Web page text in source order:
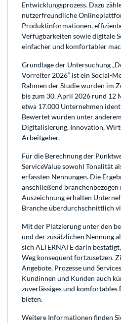
Entwicklungsprozess. Dazu
nutzerfreundliche
Produktinformationen,
Verfügbarkeiten sowie digitale
einfacher und komfortabler
Grundlage der Untersuchung
Vorreiter 2026“ ist ein Social-
Rahmen der Studie wurden im
bis zum 30. April 2026 rund 12
etwa 17.000 Unternehmen
Bewertet wurden unter
Digitalisierung, Innovation,
Arbeitgeber.
Für die Berechnung der
ServiceValue sowohl Tonalität
erfassten Nennungen. Die
anschließend
Auszeichnung erhalten
Branche überdurchschnittlich
Mit der Platzierung unter den
und der zusätzlichen Nennung
sich ALTERNATE darin
Weg konsequent fortzusetzen.
Angebote, Prozesse und
Kundinnen und Kunden auch
zuverlässiges und komfortables
bieten.
Weitere Informationen finden